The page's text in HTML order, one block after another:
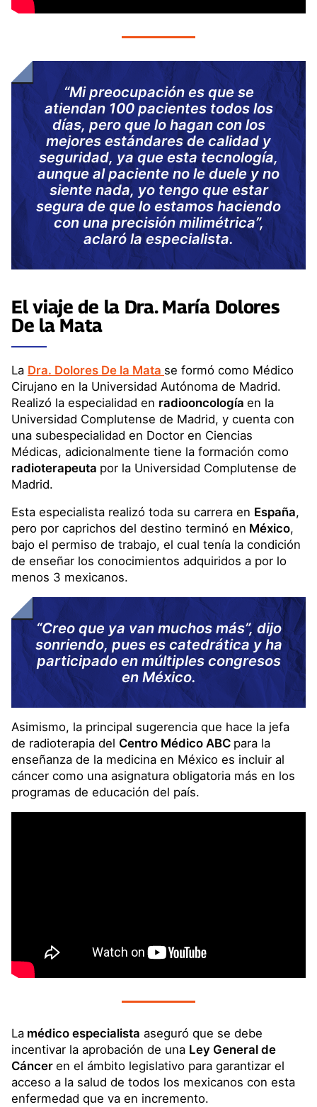
“Mi preocupación es que se
atiendan 100 pacientes todos los
días, pero que lo hagan con los
mejores estándares de calidad y
seguridad, ya que esta tecnología,
aunque al paciente no le duele y no
siente nada, yo tengo que estar
segura de que lo estamos haciendo
con una precisión milimétrica”,
aclaró la especialista.
El viaje de la Dra. María Dolores
De la Mata
La Dra. Dolores De la Mata se formó como Médico
Cirujano en la Universidad Autónoma de Madrid.
Realizó la especialidad en radiooncología en la
Universidad Complutense de Madrid, y cuenta con
una subespecialidad en Doctor en Ciencias
Médicas, adicionalmente tiene la formación como
radioterapeuta por la Universidad Complutense de
Madrid.
Esta especialista realizó toda su carrera en España,
pero por caprichos del destino terminó en México,
bajo el permiso de trabajo, el cual tenía la condición
de enseñar los conocimientos adquiridos a por lo
menos 3 mexicanos.
“Creo que ya van muchos más”, dijo
sonriendo, pues es catedrática y ha
participado en múltiples congresos
en México.
Asimismo, la principal sugerencia que hace la jefa
de radioterapia del Centro Médico ABC para la
enseñanza de la medicina en México es incluir al
cáncer como una asignatura obligatoria más en los
programas de educación del país.
La médico especialista aseguró que se debe
incentivar la aprobación de una Ley General de
Cáncer en el ámbito legislativo para garantizar el
acceso a la salud de todos los mexicanos con esta
enfermedad que va en incremento.